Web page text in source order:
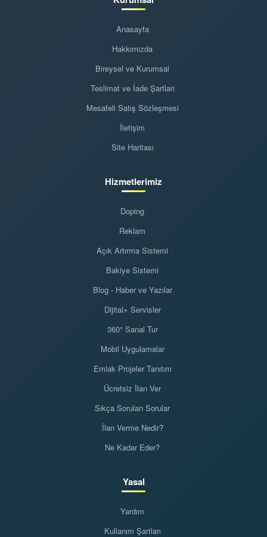
Anasayfa
Hakkımızda
Bireysel ve Kurumsal
Teslimat ve İade Şartları
Mesafeli Satış Sözleşmesi
İletişim
Site Haritası
Hizmetlerimiz
Doping
Reklam
Açık Artırma Sistemi
Bakiye Sistemi
Blog - Haber ve Yazılar
Dijital+ Servisler
360° Sanal Tur
Mobil Uygulamalar
Emlak Projeler Tanıtım
Ücretsiz İlan Ver
Sıkça Sorulan Sorular
İlan Verme Nedir?
Ne Kadar Eder?
Yasal
Yardım
Kullanım Şartları